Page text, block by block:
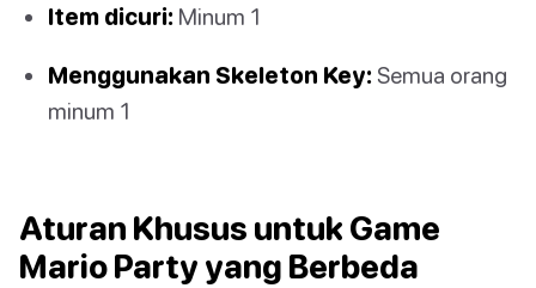
Item dicuri: Minum 1
Menggunakan Skeleton Key: Semua orang
minum 1
Aturan Khusus untuk Game
Mario Party yang Berbeda